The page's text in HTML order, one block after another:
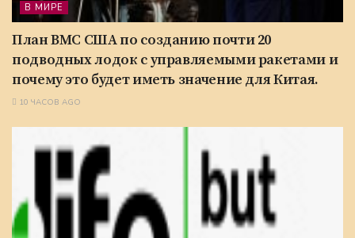
В МИРЕ
План ВМС США по созданию почти 20
подводных лодок с управляемыми ракетами и
почему это будет иметь значение для Китая.
10 ЧАСОВ AGO